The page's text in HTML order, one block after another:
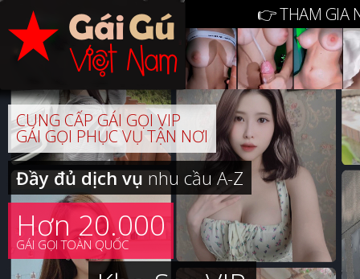
👉 THAM GIA
CUNG CẤP GÁI GỌI VIP
GÁI GỌI PHỤC VỤ TẬN NƠI
Đầy đủ dịch vụnhu cầu A-Z
Hơn 20.000
GÁI GỌI TOÀN QUỐC